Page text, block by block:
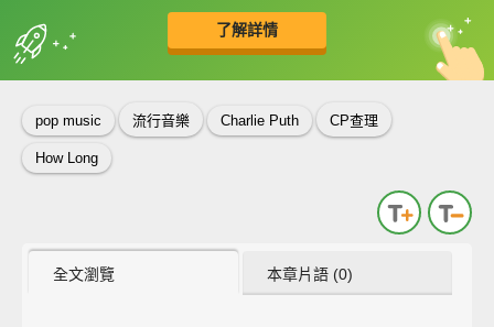
了解詳情
收錄佳句 中
英
pop music 流行音樂 Charlie Puth CP查理
How Long
全文瀏覽 本章片語 (0)